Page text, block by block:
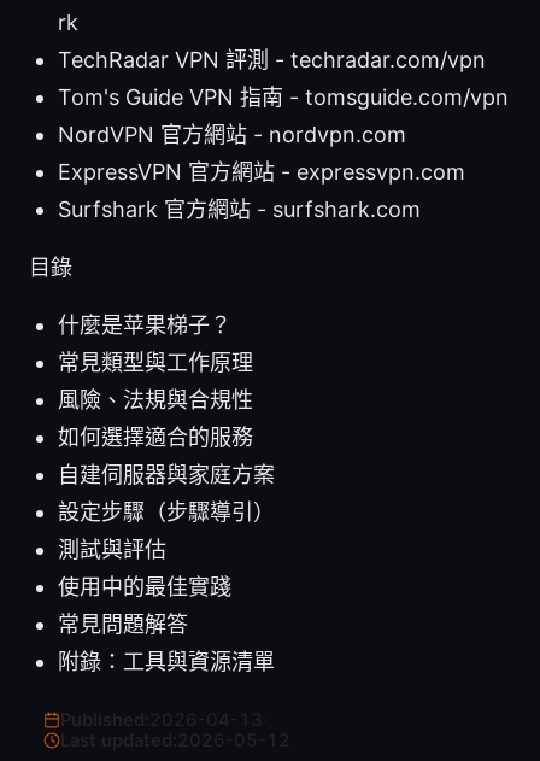
rk
TechRadar VPN 評測 - techradar.com/vpn
Tom's Guide VPN 指南 - tomsguide.com/vpn
NordVPN 官方網站 - nordvpn.com
ExpressVPN 官方網站 - expressvpn.com
Surfshark 官方網站 - surfshark.com
目錄
什麼是苹果梯子？
常見類型與工作原理
風險、法規與合規性
如何選擇適合的服務
自建伺服器與家庭方案
設定步驟（步驟導引）
測試與評估
使用中的最佳實踐
常見問題解答
附錄：工具與資源清單
Last updated: